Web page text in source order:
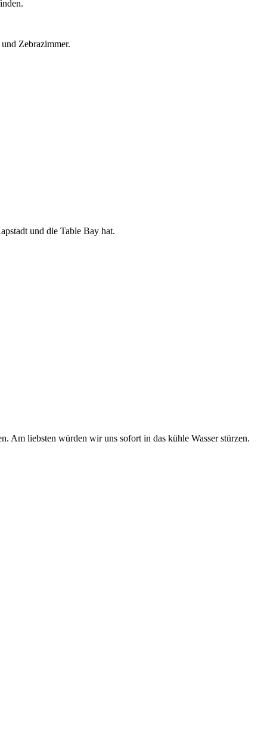
Zebrazimmer.
und die Table Bay hat.
Am liebsten würden wir uns sofort in das kühle Wasser stürzen.